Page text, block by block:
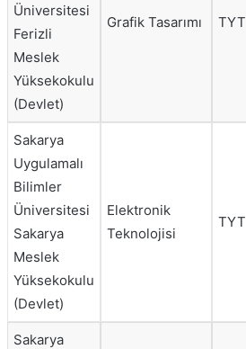
Üniversitesi
Ferizli
Meslek
Yüksekokulu
(Devlet)
Grafik Tasarımı TYT
Sakarya
Uygulamalı
Bilimler
Üniversitesi
Sakarya
Meslek
Yüksekokulu
(Devlet)
Elektronik
Teknolojisi
TYT
Sakarya